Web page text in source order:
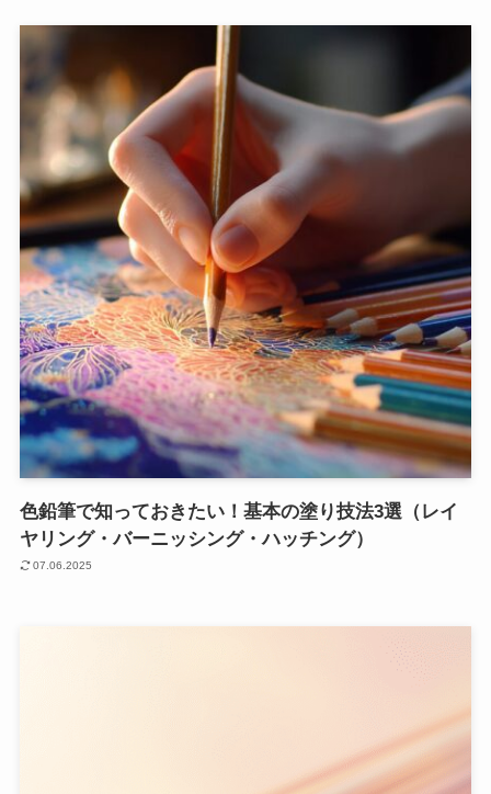
色鉛筆で知っておきたい！基本の塗り技法3選（レイ
ヤリング・バーニッシング・ハッチング）
07.06.2025